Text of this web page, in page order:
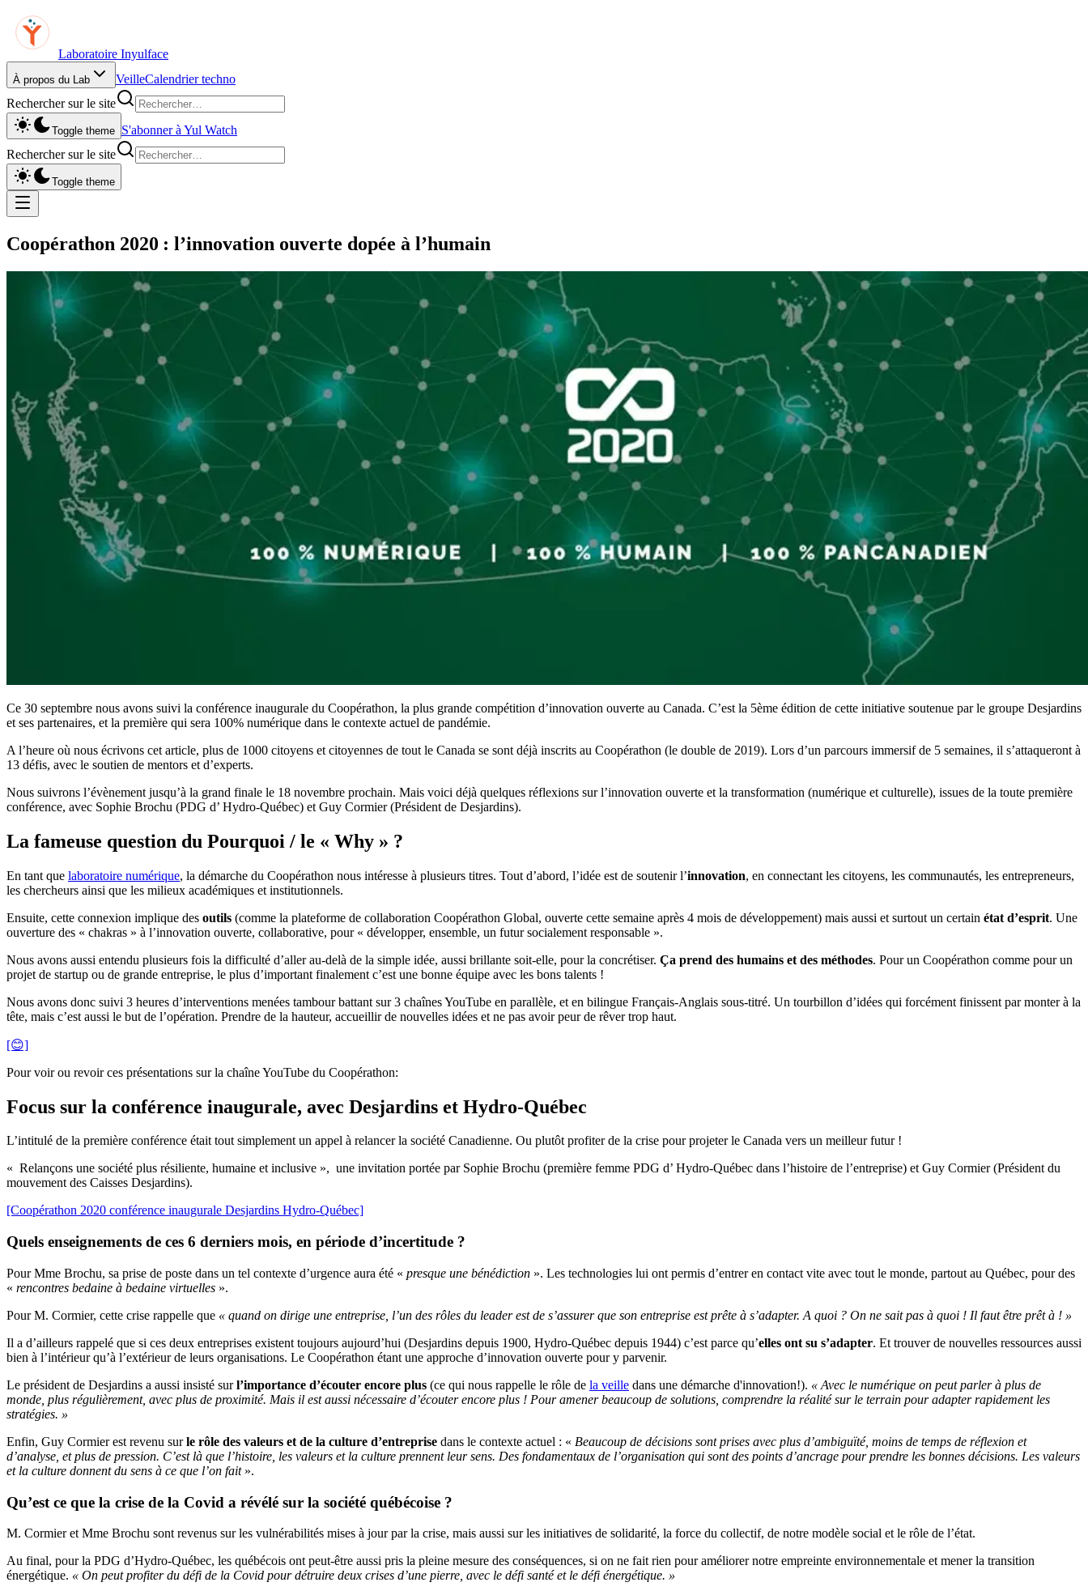
Laboratoire Inyulface
À propos du Lab VeilleCalendrier techno
Rechercher sur le site
Toggle theme S'abonner à Yul Watch
Rechercher sur le site
Toggle theme
Coopérathon 2020 : l’innovation ouverte dopée à l’humain
Ce 30 septembre nous avons suivi la conférence inaugurale du Coopérathon, la plus grande compétition d’innovation ouverte au Canada. C’est la 5ème édition de cette initiative soutenue par le groupe Desjardins
et ses partenaires, et la première qui sera 100% numérique dans le contexte actuel de pandémie.
A l’heure où nous écrivons cet article, plus de 1000 citoyens et citoyennes de tout le Canada se sont déjà inscrits au Coopérathon (le double de 2019). Lors d’un parcours immersif de 5 semaines, il s’attaqueront à
13 défis, avec le soutien de mentors et d’experts.
Nous suivrons l’évènement jusqu’à la grand finale le 18 novembre prochain. Mais voici déjà quelques réflexions sur l’innovation ouverte et la transformation (numérique et culturelle), issues de la toute première
conférence, avec Sophie Brochu (PDG d’ Hydro-Québec) et Guy Cormier (Président de Desjardins).
La fameuse question du Pourquoi / le « Why » ?
En tant que laboratoire numérique, la démarche du Coopérathon nous intéresse à plusieurs titres. Tout d’abord, l’idée est de soutenir l’innovation, en connectant les citoyens, les communautés, les entrepreneurs,
les chercheurs ainsi que les milieux académiques et institutionnels.
Ensuite, cette connexion implique des outils (comme la plateforme de collaboration Coopérathon Global, ouverte cette semaine après 4 mois de développement) mais aussi et surtout un certain état d’esprit. Une
ouverture des « chakras » à l’innovation ouverte, collaborative, pour « développer, ensemble, un futur socialement responsable ».
Nous avons aussi entendu plusieurs fois la difficulté d’aller au-delà de la simple idée, aussi brillante soit-elle, pour la concrétiser. Ça prend des humains et des méthodes. Pour un Coopérathon comme pour un
projet de startup ou de grande entreprise, le plus d’important finalement c’est une bonne équipe avec les bons talents !
Nous avons donc suivi 3 heures d’interventions menées tambour battant sur 3 chaînes YouTube en parallèle, et en bilingue Français-Anglais sous-titré. Un tourbillon d’idées qui forcément finissent par monter à la
tête, mais c’est aussi le but de l’opération. Prendre de la hauteur, accueillir de nouvelles idées et ne pas avoir peur de rêver trop haut.
[😊]
Pour voir ou revoir ces présentations sur la chaîne YouTube du Coopérathon:
Focus sur la conférence inaugurale, avec Desjardins et Hydro-Québec
L’intitulé de la première conférence était tout simplement un appel à relancer la société Canadienne. Ou plutôt profiter de la crise pour projeter le Canada vers un meilleur futur !
« Relançons une société plus résiliente, humaine et inclusive », une invitation portée par Sophie Brochu (première femme PDG d’ Hydro-Québec dans l’histoire de l’entreprise) et Guy Cormier (Président du
mouvement des Caisses Desjardins).
[Coopérathon 2020 conférence inaugurale Desjardins Hydro-Québec]
Quels enseignements de ces 6 derniers mois, en période d’incertitude ?
Pour Mme Brochu, sa prise de poste dans un tel contexte d’urgence aura été « presque une bénédiction ». Les technologies lui ont permis d’entrer en contact vite avec tout le monde, partout au Québec, pour des
« rencontres bedaine à bedaine virtuelles ».
Pour M. Cormier, cette crise rappelle que « quand on dirige une entreprise, l’un des rôles du leader est de s’assurer que son entreprise est prête à s’adapter. A quoi ? On ne sait pas à quoi ! Il faut être prêt à ! »
Il a d’ailleurs rappelé que si ces deux entreprises existent toujours aujourd’hui (Desjardins depuis 1900, Hydro-Québec depuis 1944) c’est parce qu’elles ont su s’adapter. Et trouver de nouvelles ressources aussi
bien à l’intérieur qu’à l’extérieur de leurs organisations. Le Coopérathon étant une approche d’innovation ouverte pour y parvenir.
Le président de Desjardins a aussi insisté surl’importance d’écouter encore plus (ce qui nous rappelle le rôle de la veille dans une démarche d'innovation!). « Avec le numérique on peut parler à plus de
monde, plus régulièrement, avec plus de proximité. Mais il est aussi nécessaire d’écouter encore plus ! Pour amener beaucoup de solutions, comprendre la réalité sur le terrain pour adapter rapidement les
stratégies. »
Enfin, Guy Cormier est revenu surle rôle des valeurs et de la culture d’entreprise dans le contexte actuel : « Beaucoup de décisions sont prises avec plus d’ambiguïté, moins de temps de réflexion et
d’analyse, et plus de pression. C’est là que l’histoire, les valeurs et la culture prennent leur sens. Des fondamentaux de l’organisation qui sont des points d’ancrage pour prendre les bonnes décisions. Les valeurs
et la culture donnent du sens à ce que l’on fait».
Qu’est ce que la crise de la Covid a révélé sur la société québécoise ?
M. Cormier et Mme Brochu sont revenus sur les vulnérabilités mises à jour par la crise, mais aussi sur les initiatives de solidarité, la force du collectif, de notre modèle social et le rôle de l’état.
Au final, pour la PDG d’Hydro-Québec, les québécois ont peut-être aussi pris la pleine mesure des conséquences, si on ne fait rien pour améliorer notre empreinte environnementale et mener la transition
énergétique. « On peut profiter du défi de la Covid pour détruire deux crises d’une pierre, avec le défi santé et le défi énergétique. »